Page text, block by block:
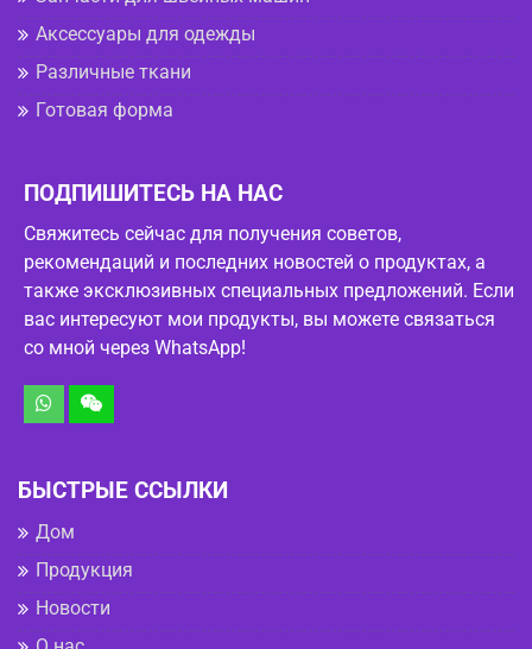
Аксессуары для одежды
Различные ткани
Готовая форма
ПОДПИШИТЕСЬ НА НАС
Свяжитесь сейчас для получения советов,
рекомендаций и последних новостей о продуктах, а
также эксклюзивных специальных предложений. Если
вас интересуют мои продукты, вы можете связаться
со мной через WhatsApp!
БЫСТРЫЕ ССЫЛКИ
Дом
Продукция
Новости